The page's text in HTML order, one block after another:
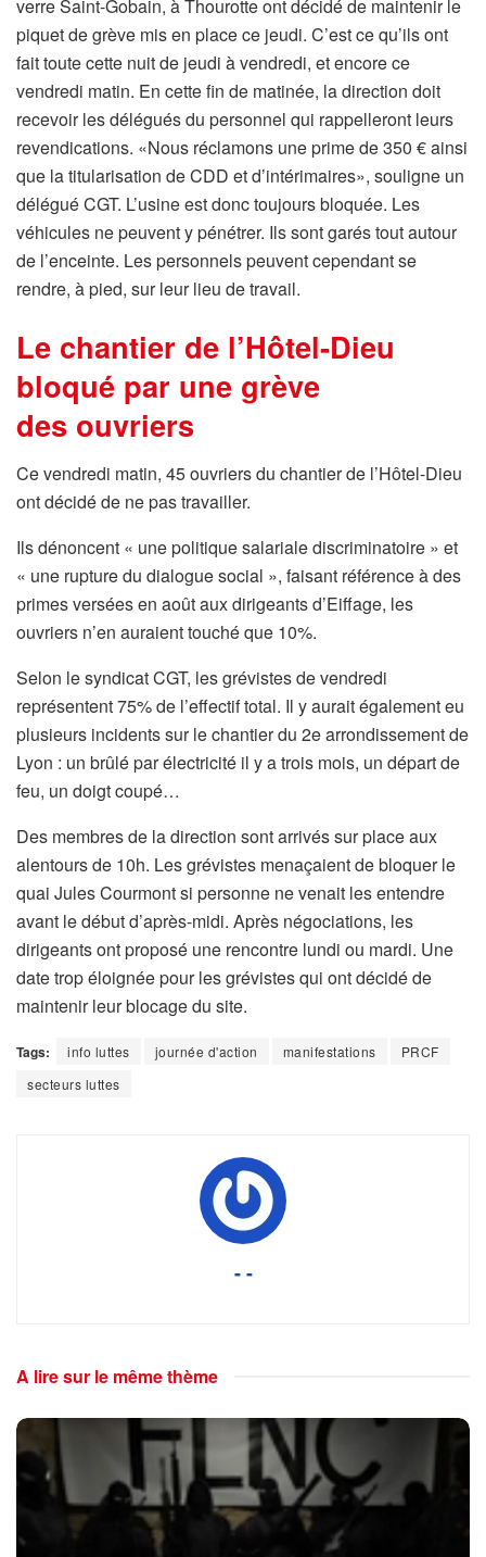
verre Saint-Gobain, à Thourotte ont décidé de maintenir le
piquet de grève mis en place ce jeudi. C’est ce qu’ils ont
fait toute cette nuit de jeudi à vendredi, et encore ce
vendredi matin. En cette fin de matinée, la direction doit
recevoir les délégués du personnel qui rappelleront leurs
revendications. «Nous réclamons une prime de 350 € ainsi
que la titularisation de CDD et d’intérimaires», souligne un
délégué CGT. L’usine est donc toujours bloquée. Les
véhicules ne peuvent y pénétrer. Ils sont garés tout autour
de l’enceinte. Les personnels peuvent cependant se
rendre, à pied, sur leur lieu de travail.
Le chantier de l’Hôtel-Dieu
bloqué par une grève
des ouvriers
Ce vendredi matin, 45 ouvriers du chantier de l’Hôtel-Dieu
ont décidé de ne pas travailler.
Ils dénoncent « une politique salariale discriminatoire » et
« une rupture du dialogue social », faisant référence à des
primes versées en août aux dirigeants d’Eiffage, les
ouvriers n’en auraient touché que 10%.
Selon le syndicat CGT, les grévistes de vendredi
représentent 75% de l’effectif total. Il y aurait également eu
plusieurs incidents sur le chantier du 2e arrondissement de
Lyon : un brûlé par électricité il y a trois mois, un départ de
feu, un doigt coupé…
Des membres de la direction sont arrivés sur place aux
alentours de 10h. Les grévistes menaçaient de bloquer le
quai Jules Courmont si personne ne venait les entendre
avant le début d’après-midi. Après négociations, les
dirigeants ont proposé une rencontre lundi ou mardi. Une
date trop éloignée pour les grévistes qui ont décidé de
maintenir leur blocage du site.
Tags: info luttes journée d'action manifestations
PRCF
secteurs luttes
- -
A lire sur le même thème